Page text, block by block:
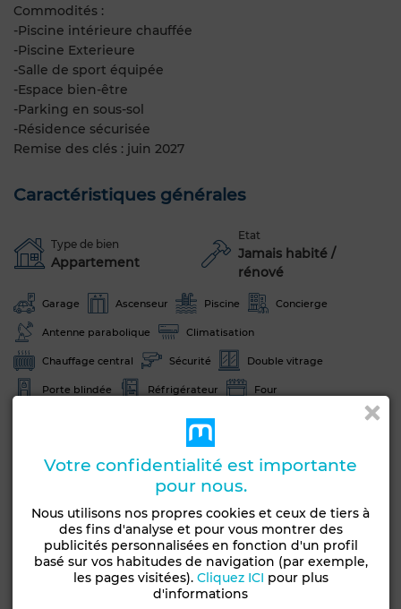
Commodités :
-Piscine intérieure chauffée
-Piscine Exterieure
-Salle de sport équipée
-Espace bien-être
-Parking en sous-sol
-Résidence sécurisée
Remise des clés : juin 2027
Caractéristiques générales
Type de bien
Appartement
Etat
Jamais habité /
rénové
Garage Ascenseur Piscine Concierge
Antenne parabolique Climatisation
Chauffage central Sécurité Double vitrage
Porte blindée Réfrigérateur Four
Micro-ondes
Voir plus de photos
Votre confidentialité est importante
pour nous.
Nous utilisons nos propres cookies et ceux de tiers à
des fins d'analyse et pour vous montrer des
publicités personnalisées en fonction d'un profil
basé sur vos habitudes de navigation (par exemple,
les pages visitées). Cliquez ICI pour plus
d'informations